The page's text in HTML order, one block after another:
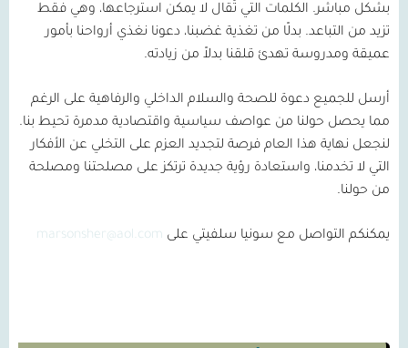
بشكل مباشر. الكلمات التي تُقال لا يمكن استرجاعها، وهي فقط
تزيد من التباعد. بدلًا من تغذية غضبنا، دعونا نغذي أرواحنا بأمور
عميقة ومدروسة تهدئ قلقنا بدلاً من زيادته.
أرسل للجميع دعوة للصحة والسلام الداخلي والرفاهية على الرغم
مما يحصل حولنا من عواصف سياسية واقتصادية مدمرة تحيط بنا.
لنجعل نهاية هذا العام فرصة لتجديد العزم على التخلي عن الأفكار
التي لا تخدمنا، واستعادة رؤية جديدة ترتكز على مصلحتنا ومصلحة
من حولنا.
يمكنكم التواصل مع سونيا سلفيتي على marsonsher@aol.com